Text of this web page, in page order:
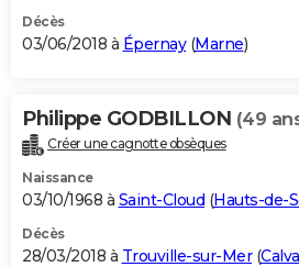
Décès
03/06/2018 à Épernay(Marne)
Philippe GODBILLON (49
Créer une cagnotte obsèques
Naissance
03/10/1968 à Saint-Cloud (Hauts-de-
Décès
28/03/2018 à Trouville-sur-Mer(